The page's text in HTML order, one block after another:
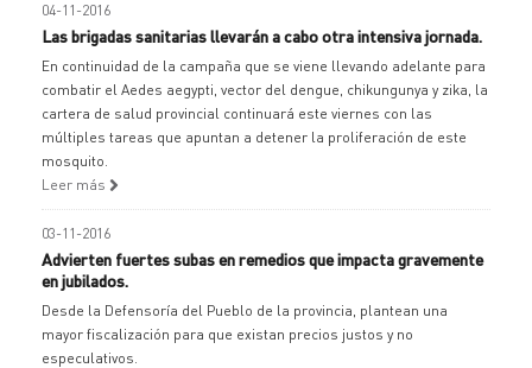
04-11-2016
Las brigadas sanitarias llevarán a cabo otra intensiva jornada.
En continuidad de la campaña que se viene llevando adelante para
combatir el Aedes aegypti, vector del dengue, chikungunya y zika, la
cartera de salud provincial continuará este viernes con las
múltiples tareas que apuntan a detener la proliferación de este
mosquito.
Leer más
03-11-2016
Advierten fuertes subas en remedios que impacta gravemente
en jubilados.
Desde la Defensoría del Pueblo de la provincia, plantean una
mayor fiscalización para que existan precios justos y no
especulativos.